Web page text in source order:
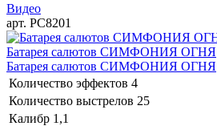
Видео
арт. РС8201
Батарея салютов СИМФОНИЯ ОГНЯ
Батарея салютов СИМФОНИЯ ОГНЯ
Количество эффектов 4
Количество выстрелов 25
Калибр 1,1